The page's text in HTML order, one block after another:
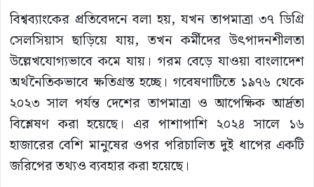
বিশ্বব্যাংকের প্রতিবেদনে বলা হয়, যখন তাপমাত্রা ৩৭ ডিগ্রি
সেলসিয়াস ছাড়িয়ে যায়, তখন কর্মীদের উৎপাদনশীলতা
উল্লেখযোগ্যভাবে কমে যায়। গরম বেড়ে যাওয়া বাংলাদেশ
অর্থনৈতিকভাবে ক্ষতিগ্রস্ত হচ্ছে। গবেষণাটিতে ১৯৭৬ থেকে
২০২৩ সাল পর্যন্ত দেশের তাপমাত্রা ও আপেক্ষিক আর্দ্রতা
বিশ্লেষণ করা হয়েছে। এর পাশাপাশি ২০২৪ সালে ১৬
হাজারের বেশি মানুষের ওপর পরিচালিত দুই ধাপের একটি
জরিপের তথ্যও ব্যবহার করা হয়েছে।